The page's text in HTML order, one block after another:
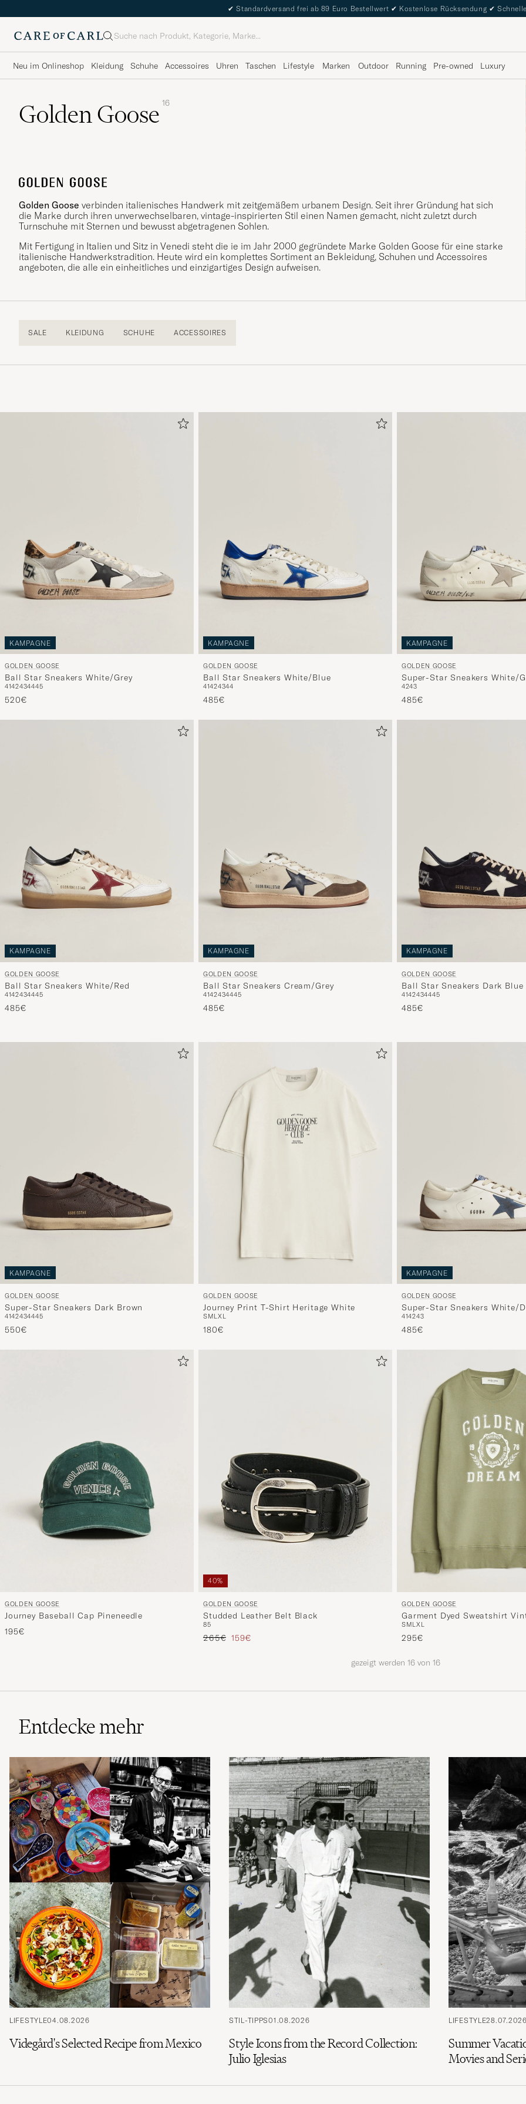
✔ Standardversand frei ab 89 Euro Bestellwert ✔ Kostenlose Rücksendung ✔
Suche
Neu im Onlineshop Kleidung Schuhe Accessoires Uhren Taschen Lifestyle Marken Outdoor Running Pre-owned Luxury
Golden Goose 16
Golden Goose verbinden italienisches Handwerk mit zeitgemäßem urbanem Design. Seit ihrer Gründung hat sich
die Marke durch ihren unverwechselbaren, vintage-inspirierten Stil einen Namen gemacht, nicht zuletzt durch
Turnschuhe mit Sternen und bewusst abgetragenen Sohlen.
Mit Fertigung in Italien und Sitz in Venedi steht die ie im Jahr 2000 gegründete Marke Golden Goose für eine starke
italienische Handwerkstradition. Heute wird ein komplettes Sortiment an Bekleidung, Schuhen und Accessoires
angeboten, die alle ein einheitliches und einzigartiges Design aufweisen.
SALE KLEIDUNG SCHUHE ACCESSOIRES
KAMPAGNE
GOLDEN GOOSE
Ball Star Sneakers White/Grey
4142434445
520€
KAMPAGNE
GOLDEN GOOSE
Ball Star Sneakers White/Blue
41424344
485€
KAMPAGNE
GOLDEN GOOSE
Super-Star Sneakers White/
4243
485€
KAMPAGNE
GOLDEN GOOSE
Ball Star Sneakers White/Red
4142434445
485€
KAMPAGNE
GOLDEN GOOSE
Ball Star Sneakers Cream/Grey
4142434445
485€
KAMPAGNE
GOLDEN GOOSE
Ball Star Sneakers Dark Blue
4142434445
485€
KAMPAGNE
GOLDEN GOOSE
Super-Star Sneakers Dark Brown
4142434445
550€
GOLDEN GOOSE
Journey Print T-Shirt Heritage White
SMLXL
180€
KAMPAGNE
GOLDEN GOOSE
Super-Star Sneakers White/
414243
485€
GOLDEN GOOSE
Journey Baseball Cap Pineneedle
195€
40%
GOLDEN GOOSE
Studded Leather Belt Black
85
Regulärer Preis
265€ Reduzierter Preis
159€
GOLDEN GOOSE
Garment Dyed Sweatshirt
SMLXL
295€
gezeigt werden 16 von 16
Entdecke mehr
LIFESTYLE04.08.2026
Videgård's Selected Recipe from Mexico
STIL-TIPPS01.08.2026
Style Icons from the Record Collection:
Julio Iglesias
LIFESTYLE28.07.2026
Summer
Movies and